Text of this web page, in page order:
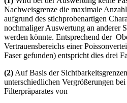
Nachweisgrenze die maximale
aufgrund des stichprobenartigen
nochmaliger Auswertung an anderer
werden könnte. Entsprechend der
Vertrauensbereichs einer
Faser gefunden) entspricht dies drei
(2) Auf Basis der
unterschiedlichen Vergrößerungen
Filterpräparates von